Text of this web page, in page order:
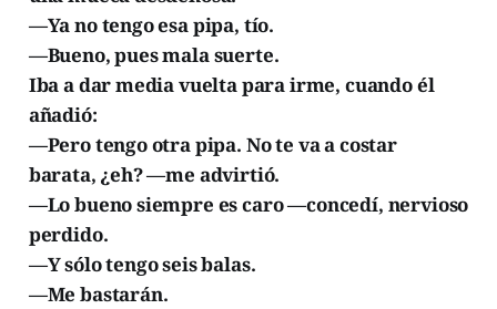
—Ya no tengo esa pipa, tío.
—Bueno, pues mala suerte.
Iba a dar media vuelta para irme, cuando él
añadió:
—Pero tengo otra pipa. No te va a costar
barata, ¿eh? —me advirtió.
—Lo bueno siempre es caro —concedí, nervioso
perdido.
—Y sólo tengo seis balas.
—Me bastarán.